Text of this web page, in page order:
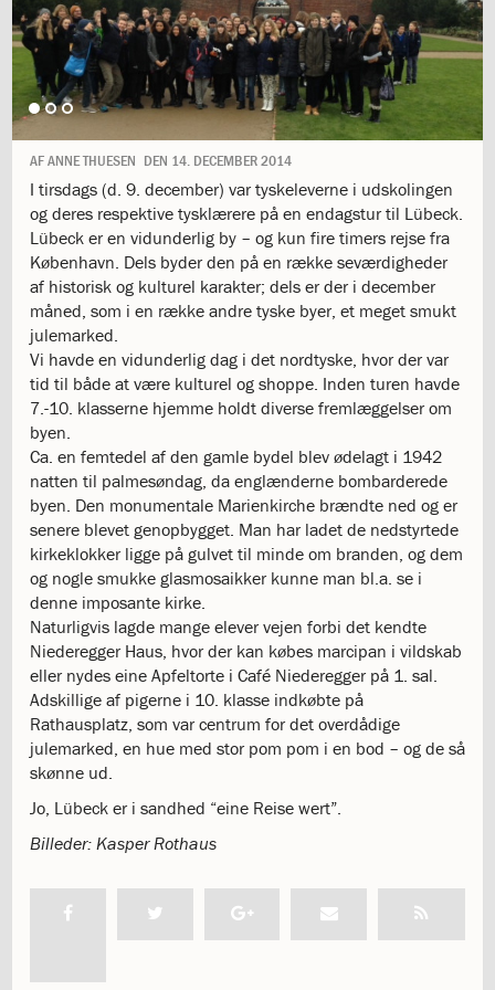
days
giving
1.12:
Let
1.13:
Move
it!
1.14:
Ucycle
We
cycle
Recycle
1.15:
Historie
af
Institut
Jeanne
1.17:
Markering
af
katastrofen
på
Institut
Jeanne
d’Arc
1.18:
Bestyrelsen
1.19:
Ledelsen
1.20:
Ledelsen
1.21:
Forældrerådet
1.22:
Forældrerådet
1.23:
Referat
1.24:
Vedtægter
og
Jobopslag
Optagelse
AFANNE THUESEN DEN 14. DECEMBER 2014
I tirsdags (d. 9. december) var tyskeleverne i udskolingen
og deres respektive tysklærere på en endagstur til Lübeck.
Lübeck er en vidunderlig by – og kun fire timers rejse fra
København. Dels byder den på en række seværdigheder
af historisk og kulturel karakter; dels er der i december
måned, som i en række andre tyske byer, et meget smukt
julemarked.
Vi havde en vidunderlig dag i det nordtyske, hvor der var
tid til både at være kulturel og shoppe. Inden turen havde
7.-10. klasserne hjemme holdt diverse fremlæggelser om
byen.
Ca. en femtedel af den gamle bydel blev ødelagt i 1942
natten til palmesøndag, da englænderne bombarderede
byen. Den monumentale Marienkirche brændte ned og er
senere blevet genopbygget. Man har ladet de nedstyrtede
kirkeklokker ligge på gulvet til minde om branden, og dem
og nogle smukke glasmosaikker kunne man bl.a. se i
denne imposante kirke.
Naturligvis lagde mange elever vejen forbi det kendte
Niederegger Haus, hvor der kan købes marcipan i vildskab
eller nydes eine Apfeltorte i Café Niederegger på 1. sal.
Adskillige af pigerne i 10. klasse indkøbte på
Rathausplatz, som var centrum for det overdådige
julemarked, en hue med stor pom pom i en bod – og de så
skønne ud.
Jo, Lübeck er i sandhed “eine Reise wert”.
Billeder: Kasper Rothaus